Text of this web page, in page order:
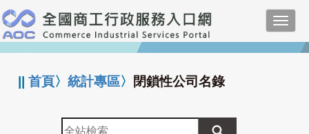
跳
到
主
要
:::
||首頁〉統計專區〉 閉鎖性公司名錄
全